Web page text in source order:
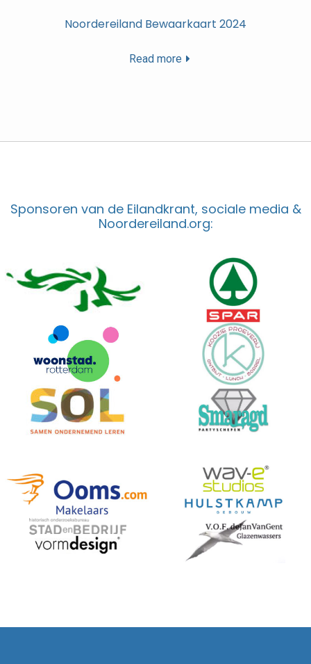
Noordereiland Bewaarkaart 2024
Read more
Sponsoren van de Eilandkrant, sociale media &
Noordereiland.org: